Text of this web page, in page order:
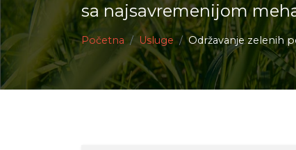
sa najsavremenijom
Početna Usluge Održavanje zelenih